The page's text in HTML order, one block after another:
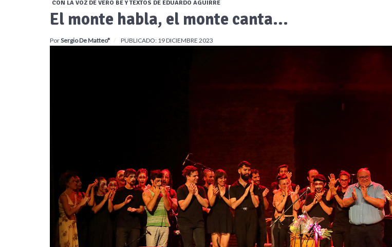
CON LA VOZ DE VERO BE Y TEXTOS DE EDUARDO AGUIRRE
El monte habla, el monte canta...
PorSergio De Matteo* PUBLICADO: 19 DICIEMBRE 2023